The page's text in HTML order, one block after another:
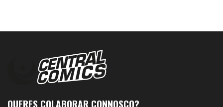
QUERES COLABORAR CONNOSCO?